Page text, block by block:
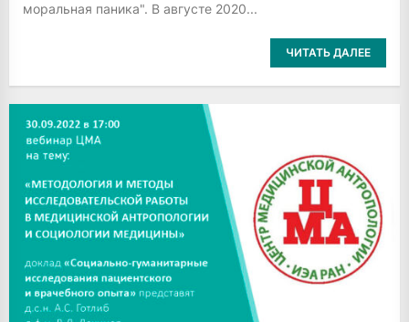
моральная паника". В августе 2020...
ЧИТАТЬ ДАЛЕЕ